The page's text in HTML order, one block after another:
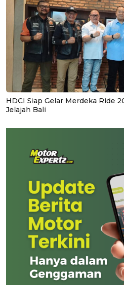
HDCI Siap Gelar Merdeka Ride
Jelajah Bali